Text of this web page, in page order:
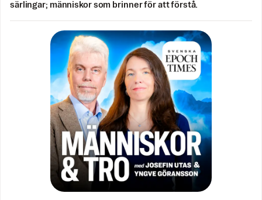
särlingar; människor som brinner för att förstå.